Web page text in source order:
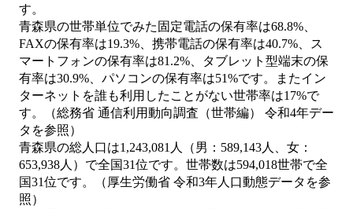
す。
青森県の世帯単位でみた固定電話の保有率は68.8%、
FAXの保有率は19.3%、携帯電話の保有率は40.7%、ス
マートフォンの保有率は81.2%、タブレット型端末の保
有率は30.9%、パソコンの保有率は51%です。またイン
ターネットを誰も利用したことがない世帯率は17%で
す。（総務省 通信利用動向調査（世帯編） 令和4年デー
タを参照）
青森県の総人口は1,243,081人（男：589,143人、女：
653,938人）で全国31位です。世帯数は594,018世帯で全
国31位です。（厚生労働省 令和3年人口動態データを参
照）